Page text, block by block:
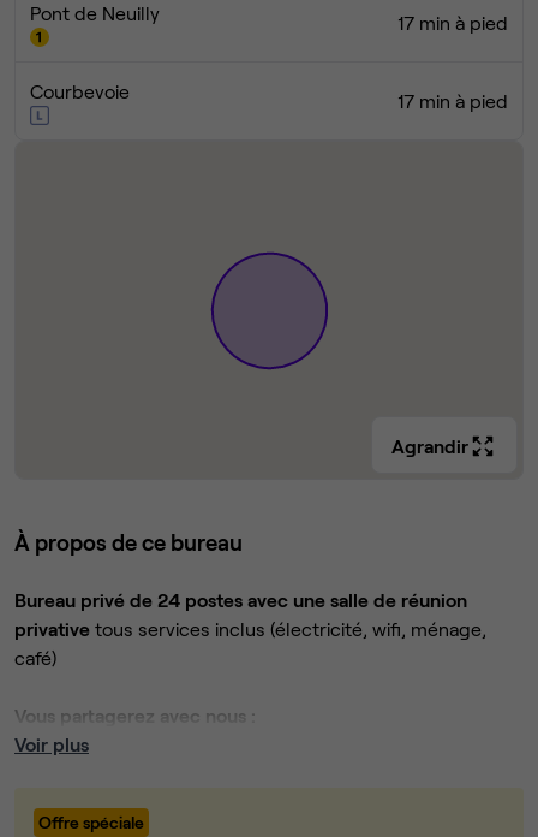
Pont de Neuilly 17 min à pied
Courbevoie 17 min à pied
Agrandir
À propos de ce bureau
Bureau privé de 24 postes avec une salle de réunion
privative tous services inclus (électricité, wifi, ménage,
café)
Vous partagerez avec nous :
Sanitaires (H/F + douche)
Voir plus
Offre spéciale